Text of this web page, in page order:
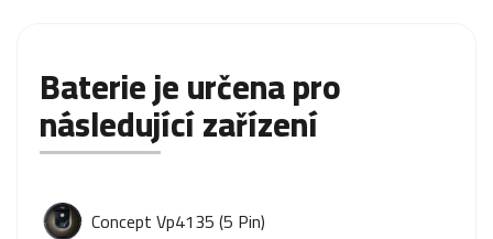
Baterie je určena pro
následující zařízení
Concept Vp4135 (5 Pin)